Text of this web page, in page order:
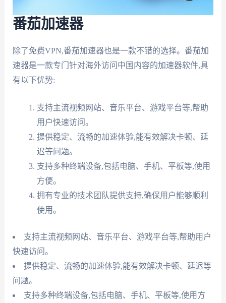
番茄加速器
除了免费VPN,番茄加速器也是一款不错的选择。番茄加
速器是一款专门针对海外访问中国内容的加速器软件,具
有以下优势:
支持主流视频网站、音乐平台、游戏平台等,帮助
用户快速访问。
提供稳定、流畅的加速体验,能有效解决卡顿、延
迟等问题。
支持多种终端设备,包括电脑、手机、平板等,使用
方便。
拥有专业的技术团队提供支持,确保用户能够顺利
使用。
支持主流视频网站、音乐平台、游戏平台等,帮助用户
快速访问。
提供稳定、流畅的加速体验,能有效解决卡顿、延迟等
问题。
支持多种终端设备,包括电脑、手机、平板等,使用方